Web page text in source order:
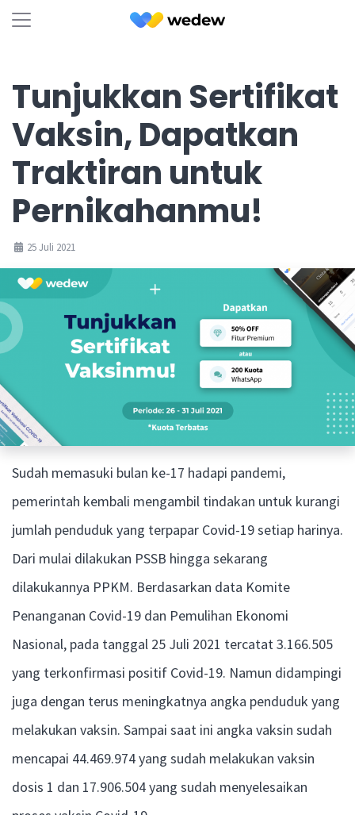
Tunjukkan Sertifikat
Vaksin, Dapatkan
Traktiran untuk
Pernikahanmu!
25 Juli 2021
Sudah memasuki bulan ke-17 hadapi pandemi,
pemerintah kembali mengambil tindakan untuk kurangi
jumlah penduduk yang terpapar Covid-19 setiap harinya.
Dari mulai dilakukan PSSB hingga sekarang
dilakukannya PPKM. Berdasarkan data Komite
Penanganan Covid-19 dan Pemulihan Ekonomi
Nasional, pada tanggal 25 Juli 2021 tercatat 3.166.505
yang terkonfirmasi positif Covid-19. Namun didampingi
juga dengan terus meningkatnya angka penduduk yang
melakukan vaksin. Sampai saat ini angka vaksin sudah
mencapai 44.469.974 yang sudah melakukan vaksin
dosis 1 dan 17.906.504 yang sudah menyelesaikan